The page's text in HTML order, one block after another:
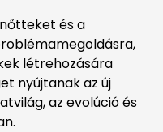
és a
létrehozására
nyújtanak az új
az evolúció és